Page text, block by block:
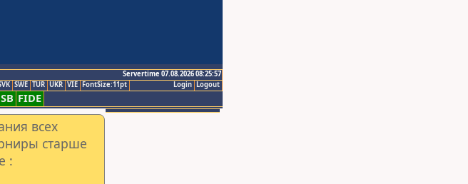
Servertime 07.08.2026 08:25:57
Logout
Login
SWE TUR UKR VIE FontSize:11pt
FIDE
всех
старше
: